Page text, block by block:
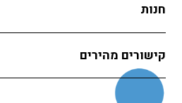
חנות
קישורים מהירים